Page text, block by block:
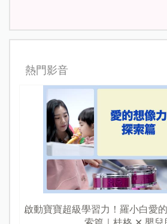
熱門影音
啟動寶寶超級學習力！羅小白愛